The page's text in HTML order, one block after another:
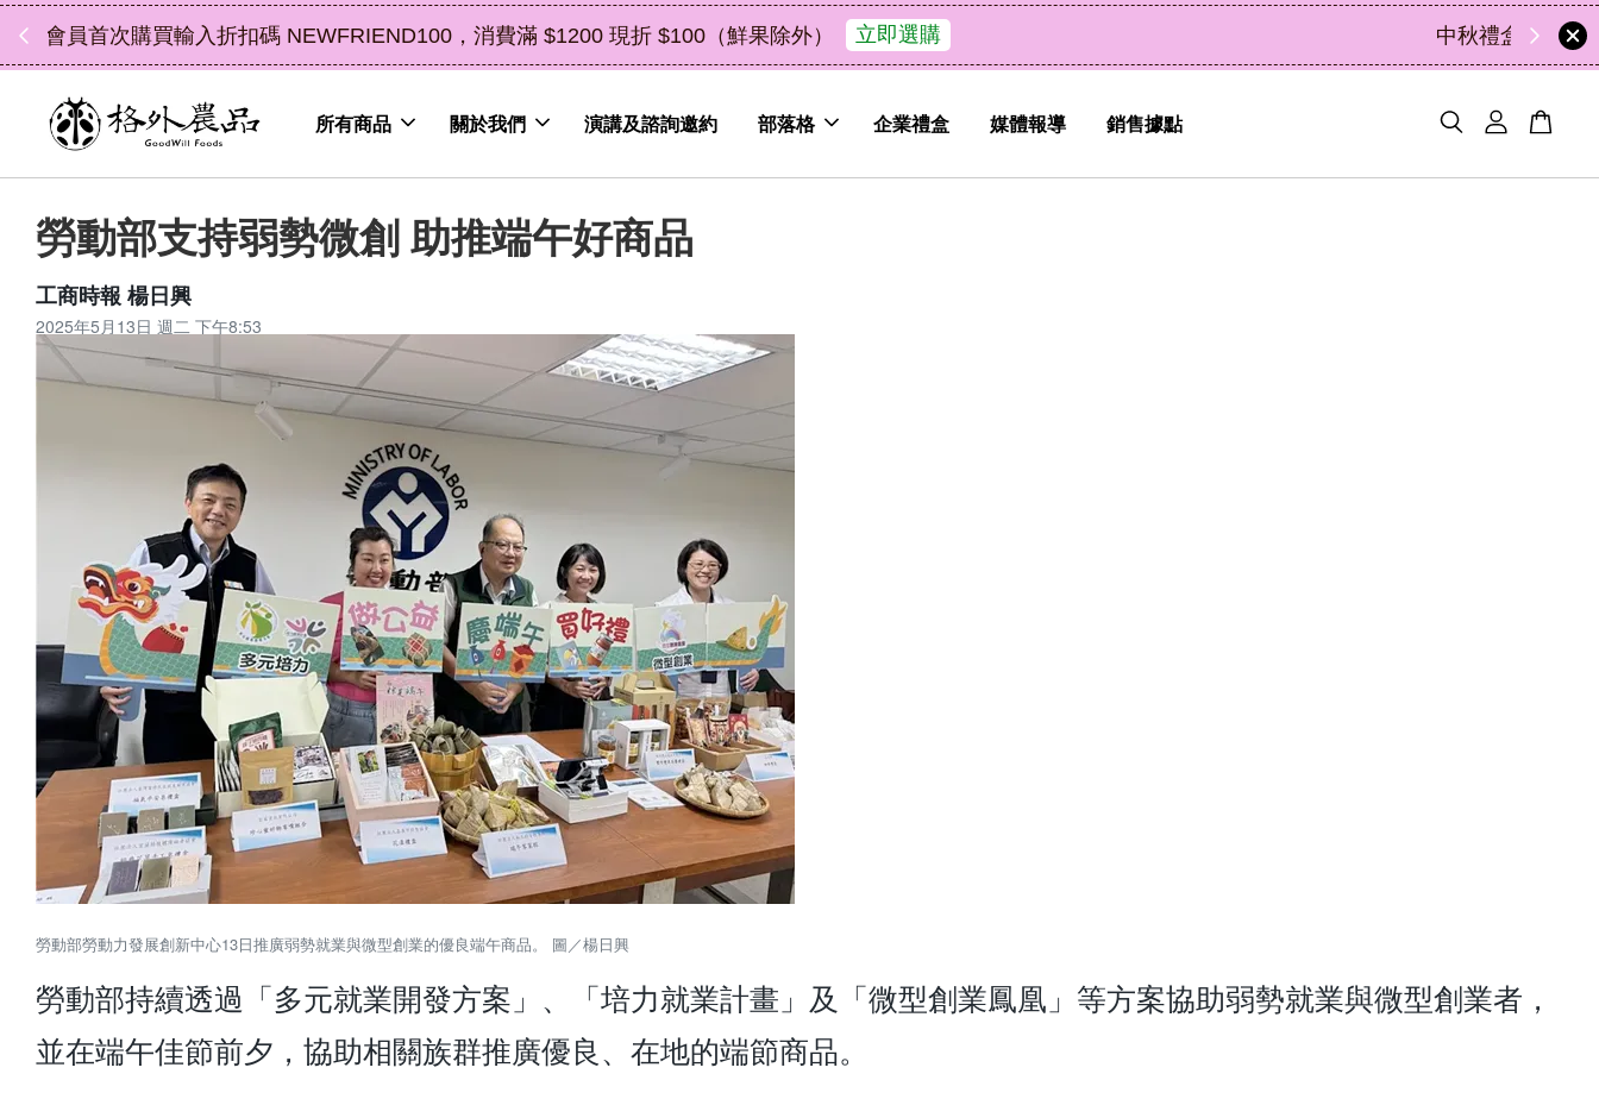
中秋禮盒新上市｜橘皮植萃永續好禮，解油去味・送禮自用兩相宜
所有商品 關於我們 演講及諮詢邀約 部落格 企業禮盒 媒體報導 銷售據點
勞動部支持弱勢微創 助推端午好商品
工商時報 楊日興
2025年5月13日 週二 下午8:53
勞動部勞動力發展創新中心13日推廣弱勢就業與微型創業的優良端午商品。 圖／楊日興
勞動部持續透過「多元就業開發方案」、「培力就業計畫」及「微型創業鳳凰」等方案協助弱勢就業與微型創業者，
並在端午佳節前夕，協助相關族群推廣優良、在地的端節商品。